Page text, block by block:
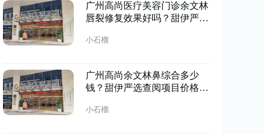
广州高尚医疗美容门诊余文林
唇裂修复效果好吗？甜伊严选
小石榴
广州高尚余文林鼻综合多少
钱？甜伊严选查阅项目价格，
小石榴